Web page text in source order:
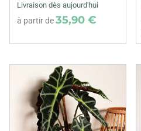
Livraison dès aujourd'hui
à partir de35,90 €